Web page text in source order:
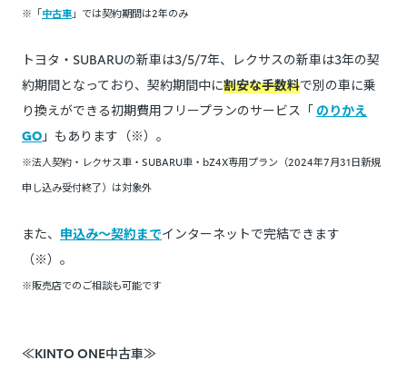
※「中古車」では契約期間は2年のみ
トヨタ・SUBARUの新車は3/5/7年、レクサスの新車は3年の契
約期間となっており、契約期間中に割安な手数料で別の車に乗
り換えができる初期費用フリープランのサービス「 のりかえ
GO 」もあります（※）。
※法人契約・レクサス車・SUBARU車・bZ4X専用プラン（2024年7月31日新規
申し込み受付終了）は対象外
また、 申込み～契約までインターネットで完結できます
（※）。
※販売店でのご相談も可能です
≪KINTO ONE中古車≫